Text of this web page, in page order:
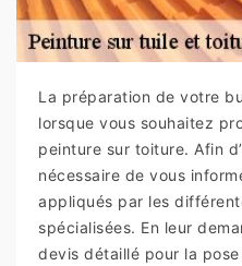
La préparation de votre
lorsque vous souhaitez
peinture sur toiture. Afin
nécessaire de vous
appliqués par les
spécialisées. En leur
devis détaillé pour la